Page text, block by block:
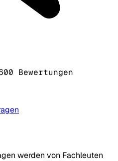
Bewertungen
werden von Fachleuten